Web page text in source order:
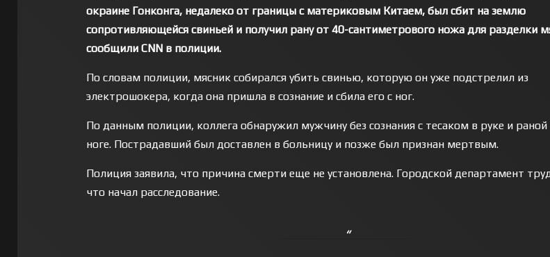
окраине Гонконга, недалеко от границы с материковым Китаем, был сбит на землю
сопротивляющейся свиньей и получил рану от 40-сантиметрового ножа для разделки
сообщили CNN в полиции.
По словам полиции, мясник собирался убить свинью, которую он уже подстрелил из
электрошокера, когда она пришла в сознание и сбила его с ног.
По данным полиции, коллега обнаружил мужчину без сознания с тесаком в руке и раной
ноге. Пострадавший был доставлен в больницу и позже был признан мертвым.
Полиция заявила, что причина смерти еще не установлена. Городской департамент
что начал расследование.